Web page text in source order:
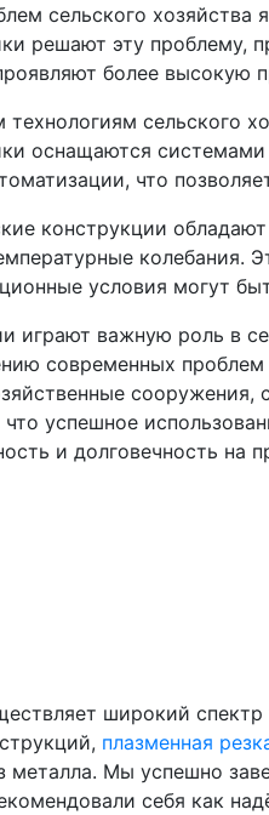
сельского хозяйства
решают эту проблему,
более высокую
сельского
оснащаются
что
конструкции
колебания.
условия могут
играют важную роль в
современных проблем
сооружения,
успешное
и долговечность на
широкий спектр
плазменная
металла. Мы успешно
себя как